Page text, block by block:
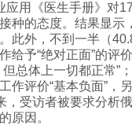
应用《医生手册》对
种的态度。结果显示
此外，不到一半（
给予“绝对正面”的评
总体上一切都正常”
作评价“基本负面”，
，受访者被要求分析
原因。